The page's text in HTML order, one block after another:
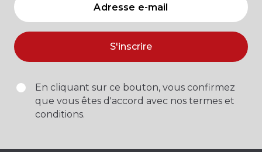
S'inscrire
En cliquant sur ce bouton, vous confirmez
que vous êtes d'accord avec nos termes et
conditions.